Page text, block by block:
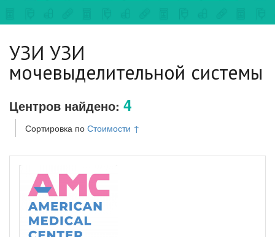
УЗИ УЗИ
мочевыделительной системы
Центров найдено: 4
Сортировка по Стоимости ↑